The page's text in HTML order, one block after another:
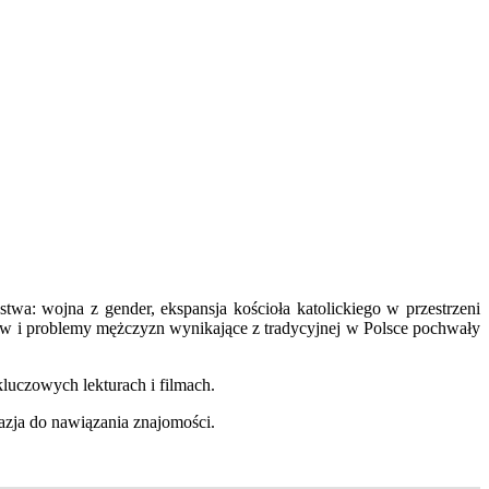
wojna z gender, ekspansja kościoła katolickiego w przestrzeni
i problemy mężczyzn wynikające z tradycyjnej w Polsce pochwały
lekturach i filmach.
do nawiązania znajomości.